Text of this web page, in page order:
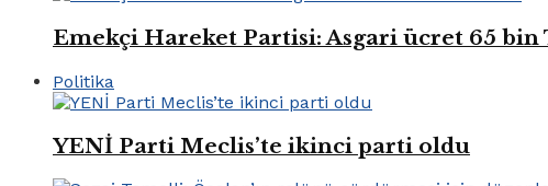
Emekçi Hareket Partisi: Asgari ücret 65 bin
Politika
YENİ Parti Meclis’te ikinci parti oldu